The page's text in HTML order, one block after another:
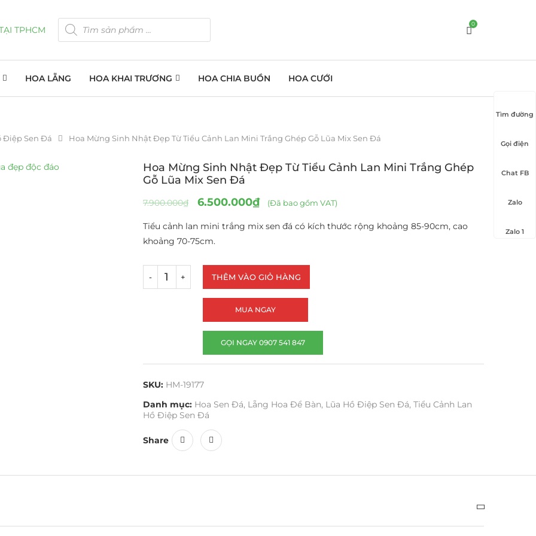
0
HOA LẴNG HOA KHAI TRƯƠNG HOA CHIA BUỒN HOA CƯỚI
Điệp Sen Đá Hoa Mừng Sinh Nhật Đẹp Từ Tiểu Cảnh Lan Mini Trắng Ghép Gỗ Lũa Mix Sen Đá
Hoa Mừng Sinh Nhật Đẹp Từ Tiểu Cảnh Lan Mini Trắng Ghép
Gỗ Lũa Mix Sen Đá
7.900.000₫ 6.500.000₫ (Đã bao gồm VAT)
Tiểu cảnh lan mini trắng mix sen đá có kích thước rộng khoảng 85-90cm, cao
khoảng 70-75cm.
THÊM VÀO GIỎ HÀNG
MUA NGAY
GỌI NGAY 0907 541 847
SKU: HM-19177
Danh mục: Hoa Sen Đá, Lẵng Hoa Để Bàn, Lũa Hồ Điệp Sen Đá, Tiểu Cảnh Lan
Hồ Điệp Sen Đá
Share
Tìm đường
Gọi điện
Chat FB
Zalo
Zalo 1